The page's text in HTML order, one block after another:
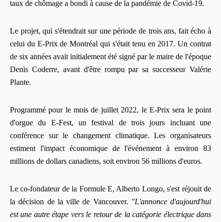
taux de chômage a bondi à cause de la pandémie de Covid-19.
Le projet, qui s'étendrait sur une période de trois ans, fait écho à
celui du E-Prix de Montréal qui s'était tenu en 2017. Un contrat
de six années avait initialement été signé par le maire de l'époque
Denis Coderre, avant d'être rompu par sa successeur Valérie
Plante.
Programmé pour le mois de juillet 2022, le E-Prix sera le point
d'orgue du E-Fest, un festival de trois jours incluant une
conférence sur le changement climatique. Les organisateurs
estiment l'impact économique de l'événement à environ 83
millions de dollars canadiens, soit environ 56 millions d'euros.
Le co-fondateur de la Formule E, Alberto Longo, s'est réjouit de
la décision de la ville de Vancouver. "L'annonce d'aujourd'hui
est une autre étape vers le retour de la catégorie électrique dans